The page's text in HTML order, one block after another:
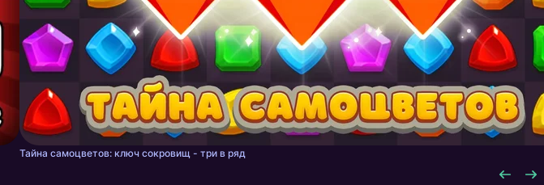
Тайна самоцветов: ключ сокровищ - три в ряд